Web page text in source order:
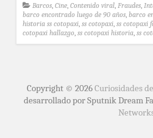
Barcos, Cine, Contenido viral, Fraudes,
barco encontrado luego de 90 años, barco
historia ss cotopaxi, ss cotopaxi, ss cotopaxi
cotopaxi hallazgo, ss cotopaxi historia, ss
Copyright © 2026Curiosidades
desarrollado por Sputnik Dream